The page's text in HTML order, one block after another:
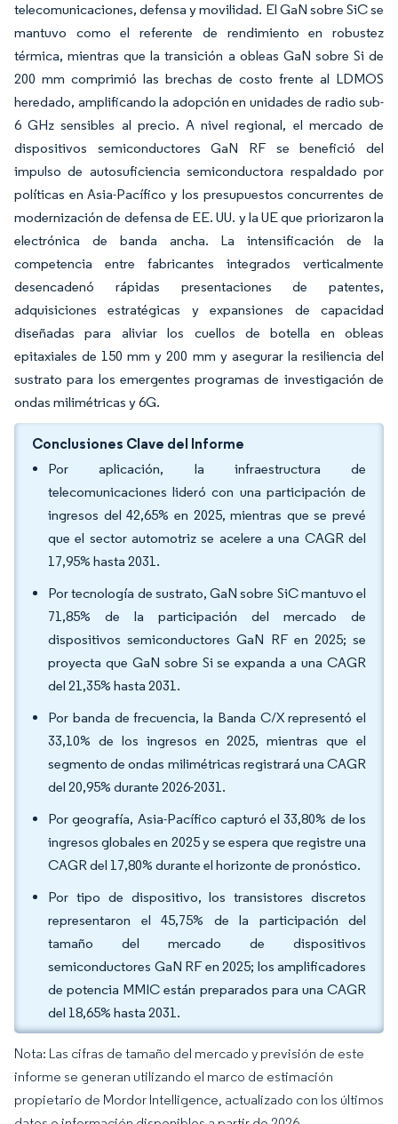
telecomunicaciones, defensa y movilidad. El GaN sobre SiC se
mantuvo como el referente de rendimiento en robustez
térmica, mientras que la transición a obleas GaN sobre Si de
200 mm comprimió las brechas de costo frente al LDMOS
heredado, amplificando la adopción en unidades de radio sub-
6 GHz sensibles al precio. A nivel regional, el mercado de
dispositivos semiconductores GaN RF se benefició del
impulso de autosuficiencia semiconductora respaldado por
políticas en Asia-Pacífico y los presupuestos concurrentes de
modernización de defensa de EE. UU. y la UE que priorizaron la
electrónica de banda ancha. La intensificación de la
competencia entre fabricantes integrados verticalmente
desencadenó rápidas presentaciones de patentes,
adquisiciones estratégicas y expansiones de capacidad
diseñadas para aliviar los cuellos de botella en obleas
epitaxiales de 150 mm y 200 mm y asegurar la resiliencia del
sustrato para los emergentes programas de investigación de
ondas milimétricas y 6G.
Conclusiones Clave del Informe
Por aplicación, la infraestructura de
telecomunicaciones lideró con una participación de
ingresos del 42,65% en 2025, mientras que se prevé
que el sector automotriz se acelere a una CAGR del
17,95% hasta 2031.
Por tecnología de sustrato, GaN sobre SiC mantuvo el
71,85% de la participación del mercado de
dispositivos semiconductores GaN RF en 2025; se
proyecta que GaN sobre Si se expanda a una CAGR
del 21,35% hasta 2031.
Por banda de frecuencia, la Banda C/X representó el
33,10% de los ingresos en 2025, mientras que el
segmento de ondas milimétricas registrará una CAGR
del 20,95% durante 2026-2031.
Por geografía, Asia-Pacífico capturó el 33,80% de los
ingresos globales en 2025 y se espera que registre una
CAGR del 17,80% durante el horizonte de pronóstico.
Por tipo de dispositivo, los transistores discretos
representaron el 45,75% de la participación del
tamaño del mercado de dispositivos
semiconductores GaN RF en 2025; los amplificadores
de potencia MMIC están preparados para una CAGR
del 18,65% hasta 2031.
Nota: Las cifras de tamaño del mercado y previsión de este
informe se generan utilizando el marco de estimación
propietario de Mordor Intelligence, actualizado con los últimos